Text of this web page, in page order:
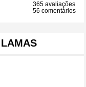
365 avaliações
56 comentários